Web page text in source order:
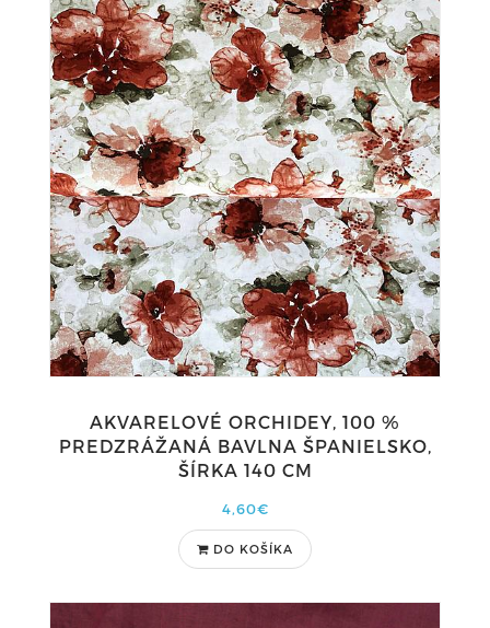
AKVARELOVÉ ORCHIDEY, 100 %
PREDZRÁŽANÁ BAVLNA ŠPANIELSKO,
ŠÍRKA 140 CM
4,60€
DO KOŠÍKA